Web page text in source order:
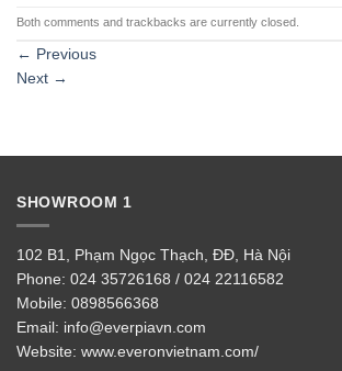
Both comments and trackbacks are currently closed.
← Previous
Next →
SHOWROOM 1
102 B1, Phạm Ngọc Thạch, ĐĐ, Hà Nội
Phone: 024 35726168 / 024 22116582
Mobile: 0898566368
Email: info@everpiavn.com
Website: www.everonvietnam.com/